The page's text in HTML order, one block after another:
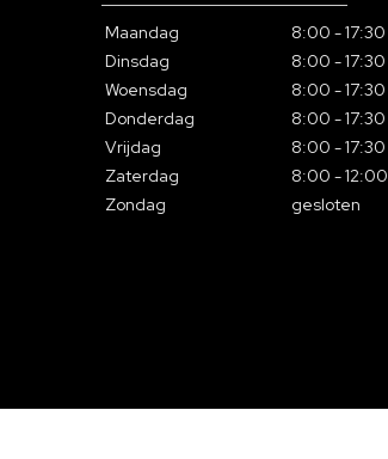
Maandag
8:00 - 17:30
Dinsdag
8:00 - 17:30
Woensdag
8:00 - 17:30
Donderdag
8:00 - 17:30
Vrijdag
8:00 - 17:30
Zaterdag
8:00 - 12:00
Zondag
gesloten